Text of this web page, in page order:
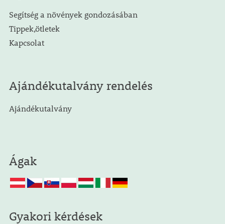
Segítség a növények gondozásában
Tippek,ötletek
Kapcsolat
Ajándékutalvány rendelés
Ajándékutalvány
Ágak
Gyakori kérdések